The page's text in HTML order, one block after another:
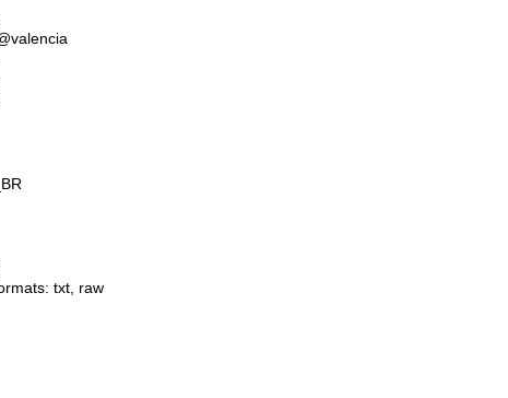
txt raw